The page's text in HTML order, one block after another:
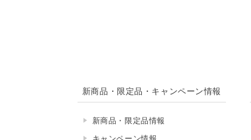
新商品・限定品・キャンペーン情報
新商品・限定品情報